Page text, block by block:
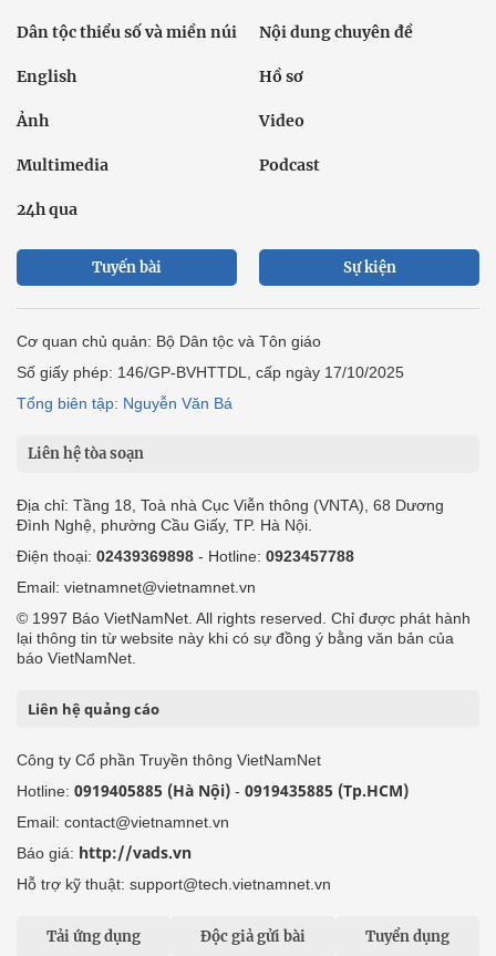
Dân tộc thiểu số và miền núi Nội dung chuyên đề
English Hồ sơ
Ảnh Video
Multimedia Podcast
24h qua
Tuyến bài Sự kiện
Cơ quan chủ quản: Bộ Dân tộc và Tôn giáo
Số giấy phép: 146/GP-BVHTTDL, cấp ngày 17/10/2025
Tổng biên tập: Nguyễn Văn Bá
Liên hệ tòa soạn
Địa chỉ: Tầng 18, Toà nhà Cục Viễn thông (VNTA), 68 Dương
Đình Nghệ, phường Cầu Giấy, TP. Hà Nội.
Điện thoại: 02439369898 - Hotline: 0923457788
Email: vietnamnet@vietnamnet.vn
© 1997 Báo VietNamNet. All rights reserved. Chỉ được phát hành
lại thông tin từ website này khi có sự đồng ý bằng văn bản của
báo VietNamNet.
Liên hệ quảng cáo
Công ty Cổ phần Truyền thông VietNamNet
Hotline: 0919405885 (Hà Nội) - 0919435885 (Tp.HCM)
Email: contact@vietnamnet.vn
Báo giá: http://vads.vn
Hỗ trợ kỹ thuật: support@tech.vietnamnet.vn
Tải ứng dụng Độc giả gửi bài Tuyển dụng